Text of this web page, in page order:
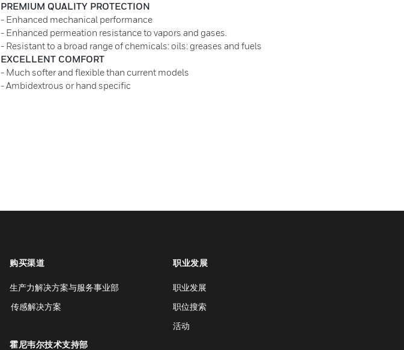
PREMIUM QUALITY PROTECTION
- Enhanced mechanical performance
- Enhanced permeation resistance to vapors and gases.
- Resistant to a broad range of chemicals: oils: greases and fuels
EXCELLENT COMFORT
- Much softer and flexible than current models
- Ambidextrous or hand specific
购买渠道
生产力解决方案与服务事业部
传感解决方案
霍尼韦尔技术支持部
职业发展
职业发展
职位搜索
活动